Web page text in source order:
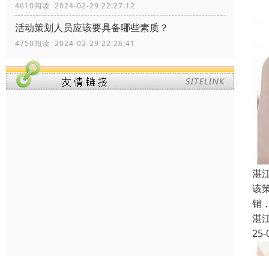
4610阅读 2024-02-29 22:27:12
活动策划人员应该要具备哪些素质？
4750阅读 2024-02-29 22:26:41
湛
该
销
湛
25-